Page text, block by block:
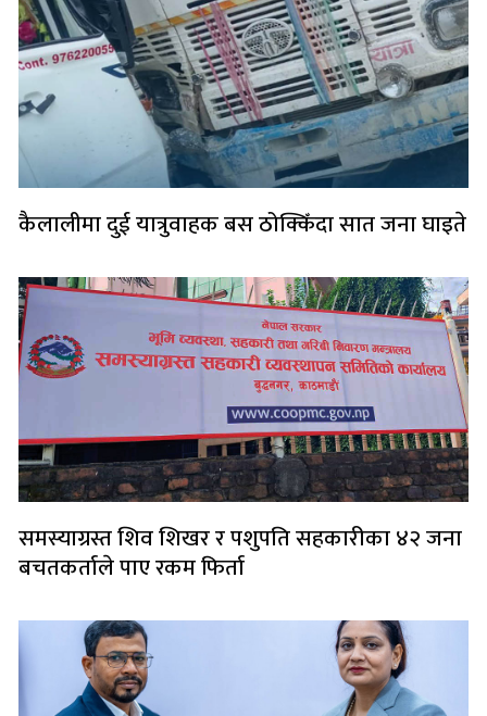
कैलालीमा दुई यात्रुवाहक बस ठोक्किँदा सात जना घाइते
समस्याग्रस्त शिव शिखर र पशुपति सहकारीका ४२ जना
बचतकर्ताले पाए रकम फिर्ता